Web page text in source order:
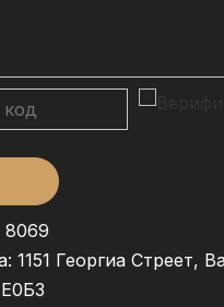
8069
1151 Георгиа Стреет,